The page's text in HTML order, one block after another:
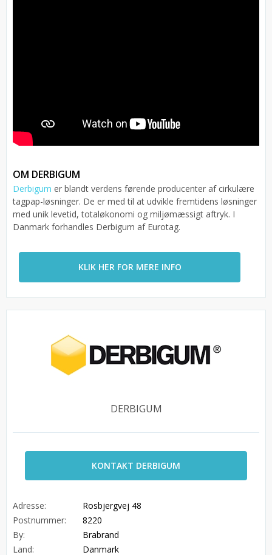
OM DERBIGUM
Derbigum er blandt verdens førende producenter af cirkulære
tagpap-løsninger. De er med til at udvikle fremtidens løsninger
med unik levetid, totaløkonomi og miljømæssigt aftryk. I
Danmark forhandles Derbigum af Eurotag.
KLIK HER FOR MERE INFO
DERBIGUM
KONTAKT DERBIGUM
Adresse:
Rosbjergvej 48
Postnummer:
8220
By:
Brabrand
Land:
Danmark